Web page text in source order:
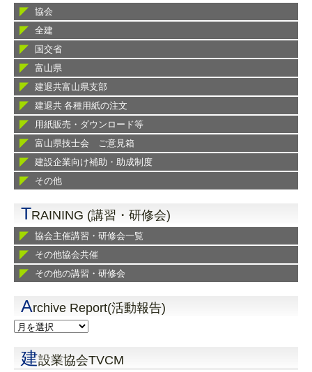
協会
全建
国交省
富山県
建退共富山県支部
建退共 各種用紙の注文
用紙販売・ダウンロード等
富山県技士会 ご意見箱
建設企業向け補助・助成制度
その他
TRAINING (講習・研修会)
協会主催講習・研修会一覧
その他協会共催
その他の講習・研修会
Archive Report(活動報告)
建設業協会TVCM